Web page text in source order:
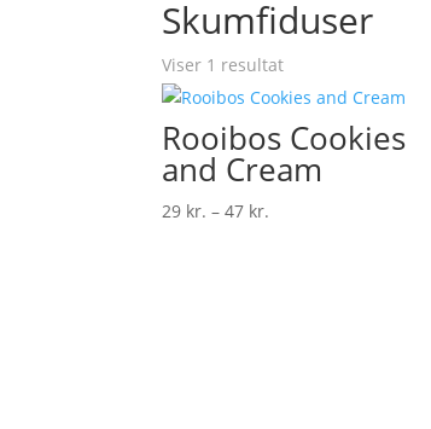
Skumfiduser
Viser 1 resultat
Rooibos Cookies
and Cream
29 kr. – 47 kr.